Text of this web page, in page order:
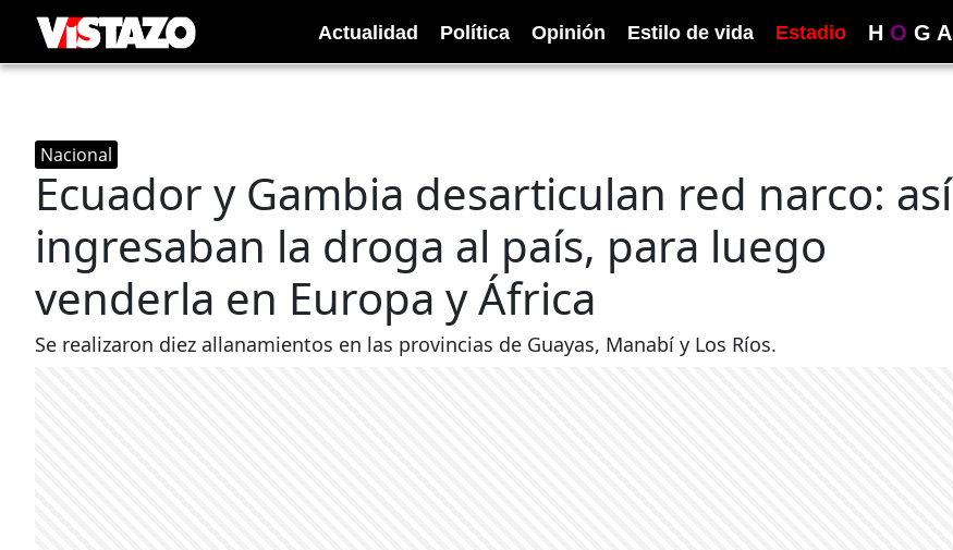
Actualidad Política Opinión Estilo de vida Estadio H O G A
Nacional
Ecuador y Gambia desarticulan red narco: así
ingresaban la droga al país, para luego
venderla en Europa y África
Se realizaron diez allanamientos en las provincias de Guayas, Manabí y Los Ríos.